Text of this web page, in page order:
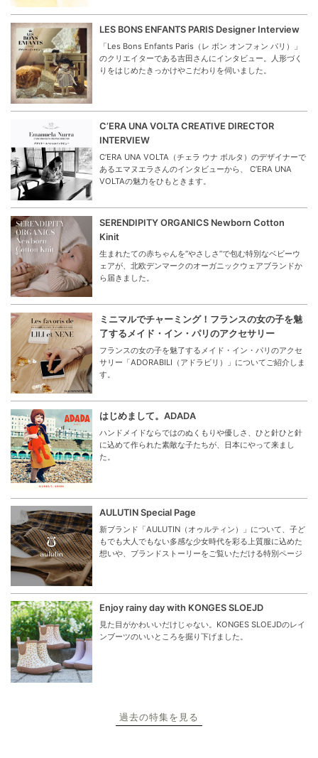
LES BONS ENFANTS PARIS Designer Interview
「Les Bons Enfants Paris（レ ボン オンフォン パリ）」
のクリエイターである吉田さんにインタビュー。人形づく
りをはじめたきっかけやこだわりを伺いました。
C’ERA UNA VOLTA CREATIVE DIRECTOR
INTERVIEW
C’ERA UNA VOLTA（チェラ ウナ ボルタ）のデザイナーで
あるエマヌエラさんのインタビューから、 C’ERA UNA
VOLTAの魅力をひもときます。
SERENDIPITY ORGANICS Newborn Cotton
Kinit
生まれたての赤ちゃんを“やさしさ”で包む特別なベビーウ
ェアが、北欧デンマークのオーガニックウェアブランドか
ら届きました。
ミニマルでチャーミング！フランスの女の子を魅
了するメイド・イン・パリのアクセサリー
フランスの女の子を魅了するメイド・イン・パリのアクセ
サリー「ADORABILI（アドラビリ）」についてご紹介しま
す。
はじめまして。ADADA
ハンドメイドならではのぬくもりや優しさ、ひと針ひと針
に込めて作られた素敵な子たちが、日本にやって来まし
た。
AULUTIN Special Page
新ブランド「AULUTIN（オゥルティン）」について、子ど
もでも大人でもない多感な少女時代を彩る上質服に込めた
想いや、ブランドストーリーをご覧いただける特別ページ
Enjoy rainy day with KONGES SLOEJD
見た目がかわいいだけじゃない。KONGES SLOEJDのレイ
ンブーツのいいところを掘り下げました。
過去の特集を見る